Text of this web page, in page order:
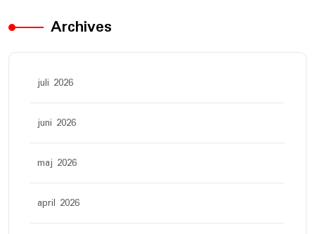
Archives
juli 2026
juni 2026
maj 2026
april 2026